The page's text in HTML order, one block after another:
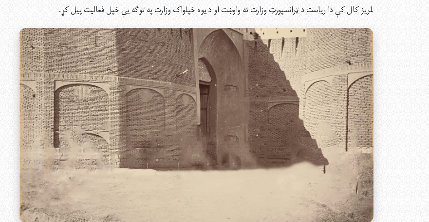
لمریز کال کې دا ریاست د ټرانسپورټ وزارت ته واوښت او د یوه خپلواک وزارت په توګه یې خپل فعالیت پيل کړ.